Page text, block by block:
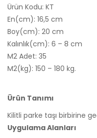
Ürün Kodu: KT
En(cm): 16,5 cm
Boy(cm): 20 cm
Kalınlık(cm): 6 – 8 cm
M2 Adet: 35
M2(kg): 150 – 180 kg.
Ürün Tanımı
Kilitli parke taşı birbirine
Uygulama Alanları